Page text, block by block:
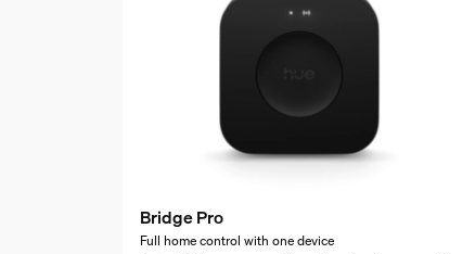
Bridge Pro
Full home control with one device